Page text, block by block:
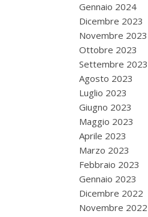
Gennaio 2024
Dicembre 2023
Novembre 2023
Ottobre 2023
Settembre 2023
Agosto 2023
Luglio 2023
Giugno 2023
Maggio 2023
Aprile 2023
Marzo 2023
Febbraio 2023
Gennaio 2023
Dicembre 2022
Novembre 2022